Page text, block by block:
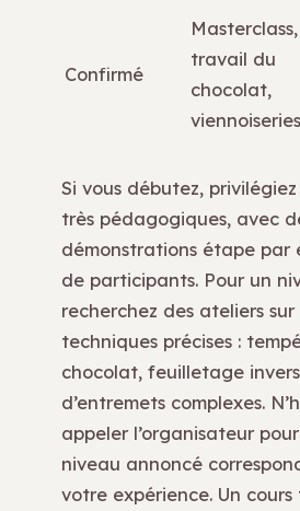
Confirmé
Masterclass,
travail du
chocolat,
viennoiseries
Si vous débutez,
très pédagogiques, avec
démonstrations étape par
de participants. Pour un
recherchez des ateliers sur
techniques précises :
chocolat, feuilletage
d’entremets complexes.
appeler l’organisateur
niveau annoncé
votre expérience. Un cours